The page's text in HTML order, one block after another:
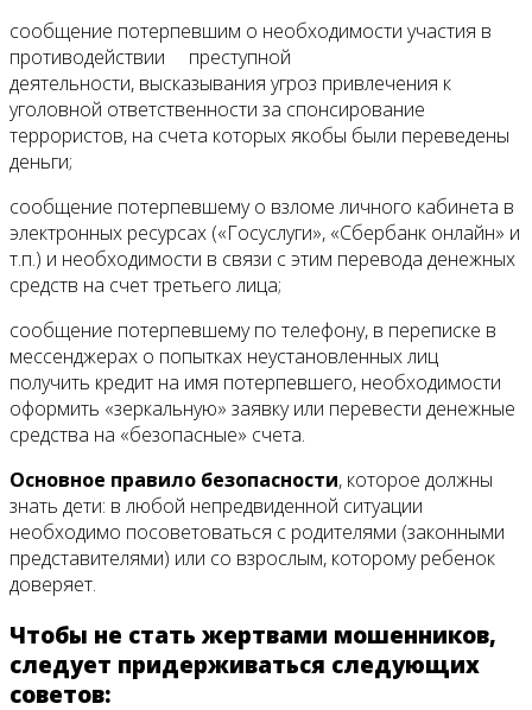
сообщение потерпевшим о необходимости участия в
противодействии преступной
деятельности, высказывания угроз привлечения к
уголовной ответственности за спонсирование
террористов, на счета которых якобы были переведены
деньги;
сообщение потерпевшему о взломе личного кабинета в
электронных ресурсах («Госуслуги», «Сбербанк онлайн» и
т.п.) и необходимости в связи с этим перевода денежных
средств на счет третьего лица;
сообщение потерпевшему по телефону, в переписке в
мессенджерах о попытках неустановленных лиц
получить кредит на имя потерпевшего, необходимости
оформить «зеркальную» заявку или перевести денежные
средства на «безопасные» счета.
Основное правило безопасности, которое должны
знать дети: в любой непредвиденной ситуации
необходимо посоветоваться с родителями (законными
представителями) или со взрослым, которому ребенок
доверяет.
Чтобы не стать жертвами мошенников,
следует придерживаться следующих
советов: